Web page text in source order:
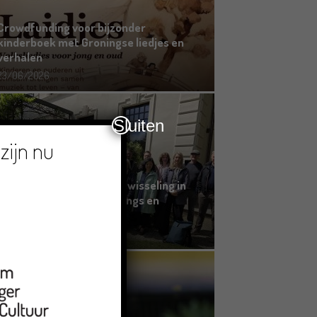
voor bijzonder
met Groningse liedjes en
06/2026
Grensoverschrijdende uitwisseling in
Oldenburg rond het Gronings en
nu
Sluiten